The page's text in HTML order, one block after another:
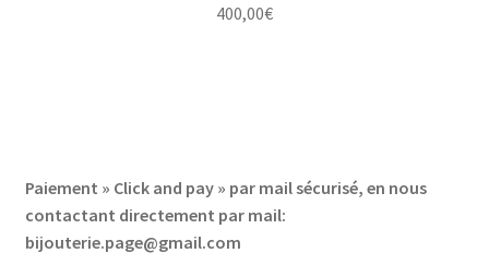
400,00€
Paiement » Click and pay » par mail sécurisé, en nous
contactant directement par mail:
bijouterie.page@gmail.com